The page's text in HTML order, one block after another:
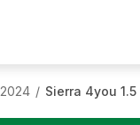
2024 / Sierra 4you